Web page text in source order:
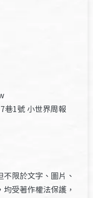
巷1號 小世界周報
限於文字、圖片、
受著作權法保護，